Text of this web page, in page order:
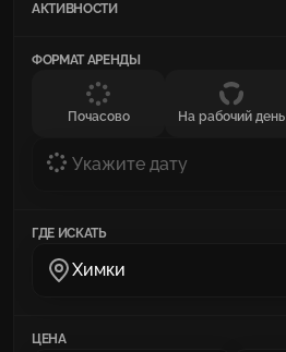
АКТИВНОСТИ
ФОРМАТ АРЕНДЫ
Почасово На рабочий день
Укажите дату
ГДЕ ИСКАТЬ
Химки
ЦЕНА